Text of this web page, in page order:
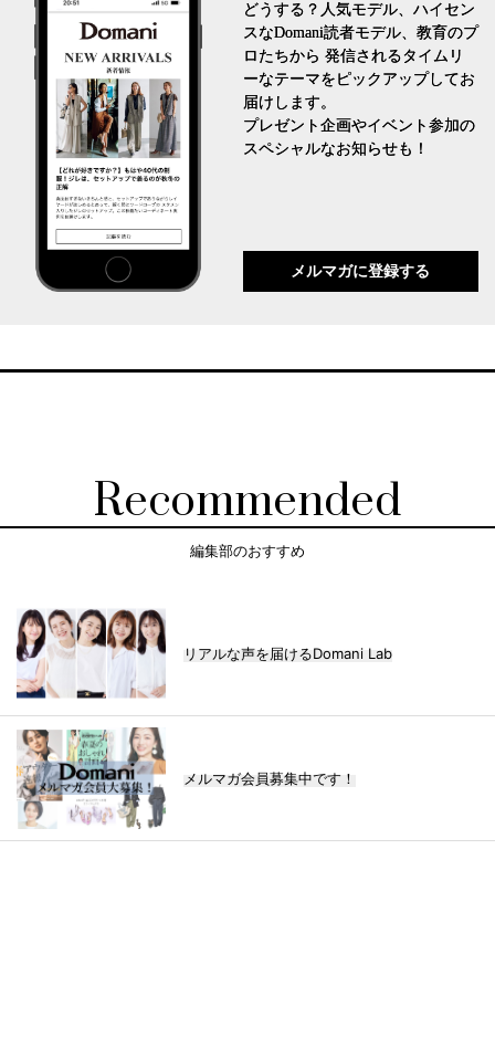
どうする？人気モデル、ハイセン
スなDomani読者モデル、教育のプ
ロたちから 発信されるタイムリ
ーなテーマをピックアップしてお
届けします。
プレゼント企画やイベント参加の
スペシャルなお知らせも！
メルマガに登録する
Recommended
編集部のおすすめ
リアルな声を届けるDomani Lab
メルマガ会員募集中です！